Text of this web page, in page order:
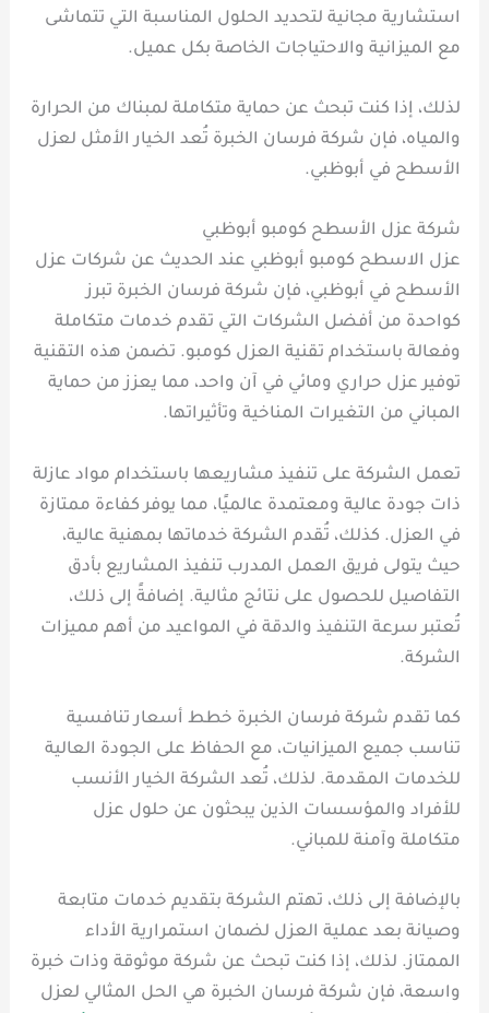
استشارية مجانية لتحديد الحلول المناسبة التي تتماشى
مع الميزانية والاحتياجات الخاصة بكل عميل.
لذلك، إذا كنت تبحث عن حماية متكاملة لمبناك من الحرارة
والمياه، فإن شركة فرسان الخبرة تُعد الخيار الأمثل لعزل
الأسطح في أبوظبي.
شركة عزل الأسطح كومبو أبوظبي
عزل الاسطح كومبو أبوظبي عند الحديث عن شركات عزل
الأسطح في أبوظبي، فإن شركة فرسان الخبرة تبرز
كواحدة من أفضل الشركات التي تقدم خدمات متكاملة
وفعالة باستخدام تقنية العزل كومبو. تضمن هذه التقنية
توفير عزل حراري ومائي في آن واحد، مما يعزز من حماية
المباني من التغيرات المناخية وتأثيراتها.
تعمل الشركة على تنفيذ مشاريعها باستخدام مواد عازلة
ذات جودة عالية ومعتمدة عالميًا، مما يوفر كفاءة ممتازة
في العزل. كذلك، تُقدم الشركة خدماتها بمهنية عالية،
حيث يتولى فريق العمل المدرب تنفيذ المشاريع بأدق
التفاصيل للحصول على نتائج مثالية. إضافةً إلى ذلك،
تُعتبر سرعة التنفيذ والدقة في المواعيد من أهم مميزات
الشركة.
كما تقدم شركة فرسان الخبرة خطط أسعار تنافسية
تناسب جميع الميزانيات، مع الحفاظ على الجودة العالية
للخدمات المقدمة. لذلك، تُعد الشركة الخيار الأنسب
للأفراد والمؤسسات الذين يبحثون عن حلول عزل
متكاملة وآمنة للمباني.
بالإضافة إلى ذلك، تهتم الشركة بتقديم خدمات متابعة
وصيانة بعد عملية العزل لضمان استمرارية الأداء
الممتاز. لذلك، إذا كنت تبحث عن شركة موثوقة وذات خبرة
واسعة، فإن شركة فرسان الخبرة هي الحل المثالي لعزل